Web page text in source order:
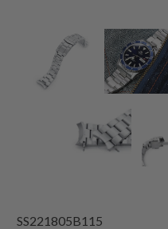
SS221805B115